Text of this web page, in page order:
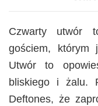
Czwarty utwór
gościem, którym
Utwór to
bliskiego i żalu.
Deftones, że